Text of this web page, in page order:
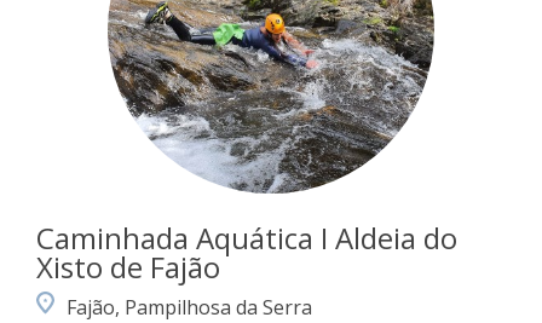
Caminhada Aquática I Aldeia do
Xisto de Fajão
Fajão, Pampilhosa da Serra